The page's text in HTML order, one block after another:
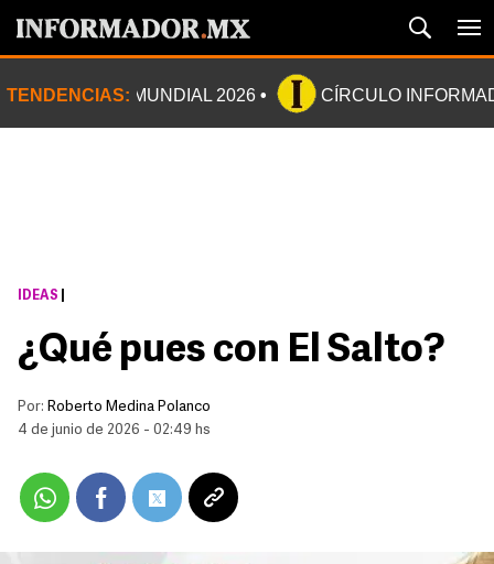
TENDENCIAS: MUNDIAL 2026 CÍRCULO
IDEAS
¿Qué pues con El Salto?
Por: Roberto Medina Polanco
4 de junio de 2026 - 02:49 hs